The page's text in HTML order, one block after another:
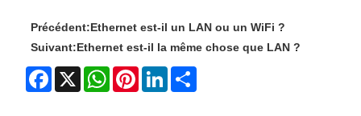
Précédent:Ethernet est-il un LAN ou un WiFi ?
Suivant:Ethernet est-il la même chose que LAN ?
Facebook
X WhatsAppPinterestLinkedIn